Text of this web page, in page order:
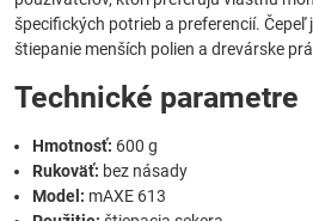
špecifických potrieb a preferencií.
štiepanie menších polien a drevárske
Technické parametre
Hmotnosť: 600 g
Rukoväť: bez násady
Model: mAXE 613